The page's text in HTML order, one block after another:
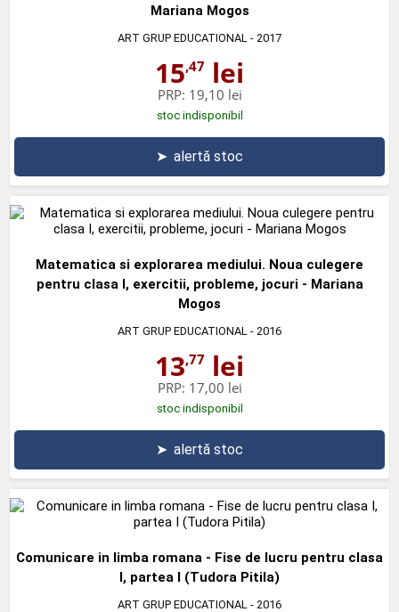
Mariana Mogos
ART GRUP EDUCATIONAL - 2017
15,47 lei
PRP: 19,10 lei
stoc indisponibil
➤ alertă stoc
Matematica si explorarea mediului. Noua culegere
pentru clasa I, exercitii, probleme, jocuri - Mariana
Mogos
ART GRUP EDUCATIONAL - 2016
13,77 lei
PRP: 17,00 lei
stoc indisponibil
➤ alertă stoc
Comunicare in limba romana - Fise de lucru pentru clasa
I, partea I (Tudora Pitila)
ART GRUP EDUCATIONAL - 2016